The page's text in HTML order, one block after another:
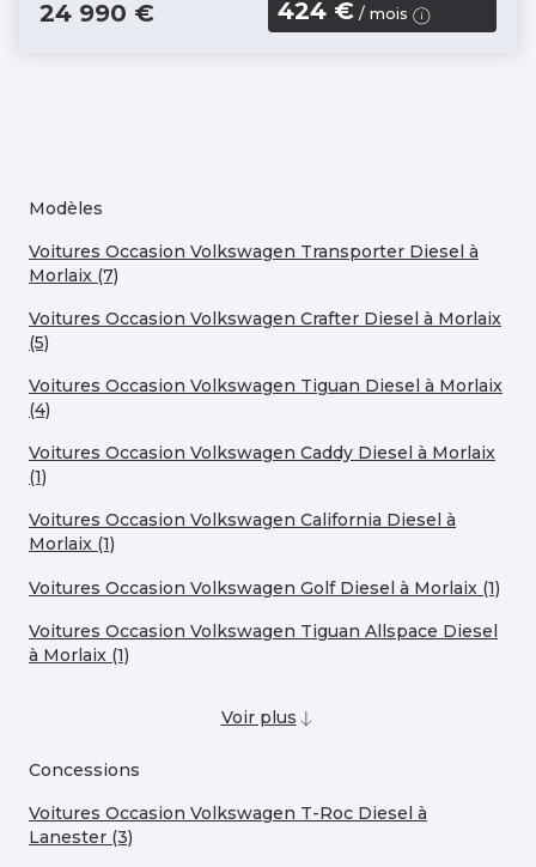
24 990 € 424 € / mois
Modèles
Voitures Occasion Volkswagen Transporter Diesel à
Morlaix (7)
Voitures Occasion Volkswagen Crafter Diesel à Morlaix
(5)
Voitures Occasion Volkswagen Tiguan Diesel à Morlaix
(4)
Voitures Occasion Volkswagen Caddy Diesel à Morlaix
(1)
Voitures Occasion Volkswagen California Diesel à
Morlaix (1)
Voitures Occasion Volkswagen Golf Diesel à Morlaix (1)
Voitures Occasion Volkswagen Tiguan Allspace Diesel
à Morlaix (1)
Voir plus
Concessions
Voitures Occasion Volkswagen T-Roc Diesel à
Lanester (3)